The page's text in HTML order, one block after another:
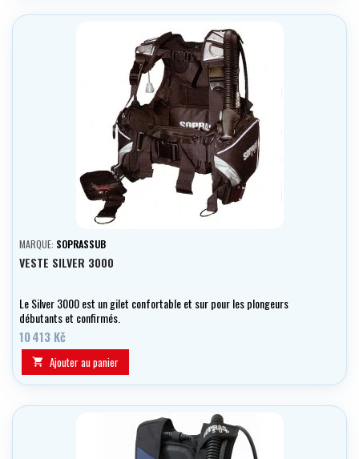
MARQUE: SOPRASSUB
VESTE SILVER 3000
Le Silver 3000 est un gilet confortable et sur pour les plongeurs
débutants et confirmés.
10 413 Kč
 Ajouter au panier